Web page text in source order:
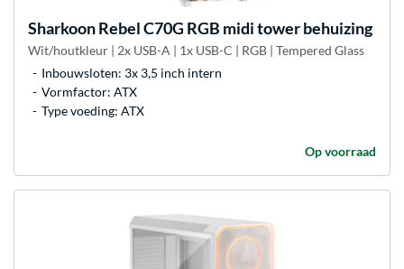
SharkoonRebel C70G RGB midi tower behuizing
Wit/houtkleur | 2x USB-A | 1x USB-C | RGB | Tempered Glass
Inbouwsloten: 3x 3,5 inch intern
Vormfactor: ATX
Type voeding: ATX
Op voorraad